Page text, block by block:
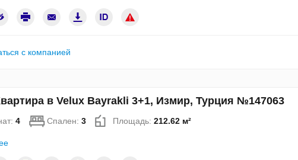
с компанией
в Velux Bayrakli 3+1, Измир, Турция №147063
4 Спален: 3 Площадь: 212.62 м²